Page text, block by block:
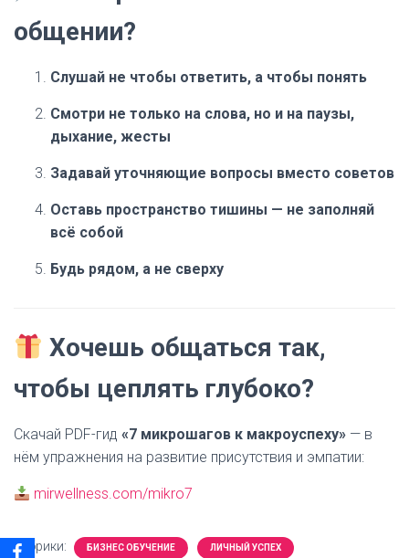
общении?
Слушай не чтобы ответить, а чтобы понять
Смотри не только на слова, но и на паузы,
дыхание, жесты
Задавай уточняющие вопросы вместо советов
Оставь пространство тишины — не заполняй
всё собой
Будь рядом, а не сверху
Хочешь общаться так,
чтобы цеплять глубоко?
Скачай PDF-гид «7 микрошагов к макроуспеху» — в
нём упражнения на развитие присутствия и эмпатии:
mirwellness.com/mikro7
Рубрики: БИЗНЕС ОБУЧЕНИЕ ЛИЧНЫЙ УСПЕХ